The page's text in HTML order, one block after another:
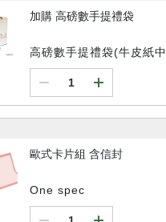
加購 高磅數手提禮袋
高磅數手提禮袋(牛皮紙中
歐式卡片組 含信封
One spec